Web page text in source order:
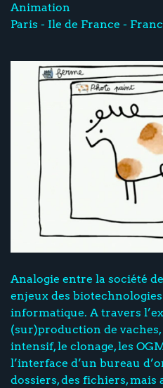
Animation
Paris - Ile de France -
Analogie entre la société
enjeux des
informatique. A travers
(sur)production de vaches,
intensif, le clonage, les
l’interface d’un bureau
dossiers, des fichiers, mais